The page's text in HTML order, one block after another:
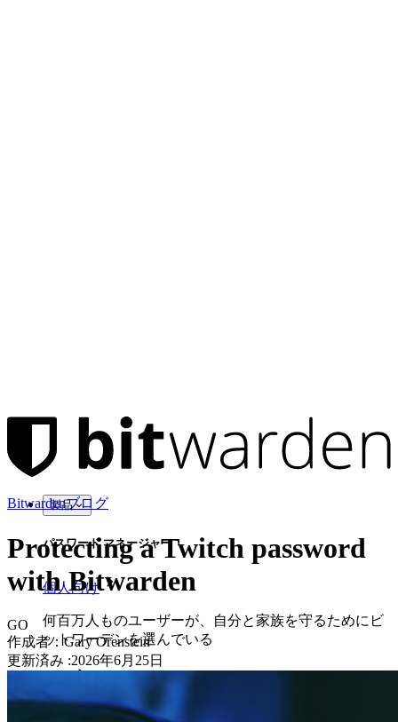
製品
パスワード マネージャー
個人向け
何百万人ものユーザーが、自分と家族を守るためにビ
ットワーデンを選んでいる
法人向け
Bitwardenブログ
Protecting a Twitch password
with Bitwarden
GO
作成者：Gary Orenstein
更新済み :2026年6月25日